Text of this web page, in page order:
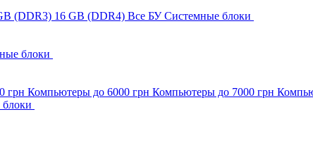
(DDR3) 16 GB (DDR4) Все БУ Системные блоки
блоки
грн Компьютеры до 6000 грн Компьютеры до 7000 грн